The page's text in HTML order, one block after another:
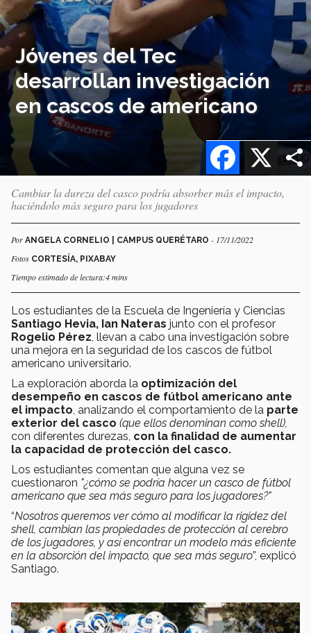
Jóvenes del Tec
desarrollan investigación
en cascos de americano
X
Facebook
Cambiar la dureza del casco podría absorber más el impacto,
haciéndolo más seguro para los jugadores
Por ANGELA CORNELIO | CAMPUS QUERÉTARO - 17/11/2022
Fotos CORTESÍA, PIXABAY
Tiempo estimado de lectura:4 mins
Los estudiantes de la Escuela de Ingeniería y Ciencias
Santiago Hevia, Ian Nateras junto con el profesor
Rogelio Pérez , llevan a cabo una investigación sobre
una mejora en la seguridad de los cascos de fútbol
americano universitario.
La exploración aborda la optimización del
desempeño en cascos de fútbol americano ante
el impacto , analizando el comportamiento de la parte
exterior del casco (que ellos denominan como shell),
con diferentes durezas, con la finalidad de aumentar
la capacidad de protección del casco.
Los estudiantes comentan que alguna vez se
cuestionaron "¿cómo se podría hacer un casco de fútbol
americano que sea más seguro para los jugadores?"
“Nosotros queremos ver cómo al modificar la rigidez del
shell, cambian las propiedades de protección al cerebro
de los jugadores, y así encontrar un modelo más eficiente
en la absorción del impacto, que sea más seguro”, explicó
Santiago.